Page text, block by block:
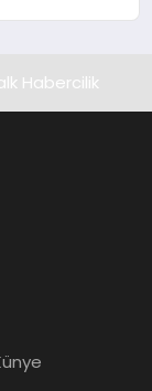
Habercilik